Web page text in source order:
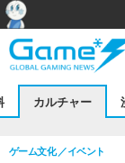
カルチャー
ゲーム文化 イベント